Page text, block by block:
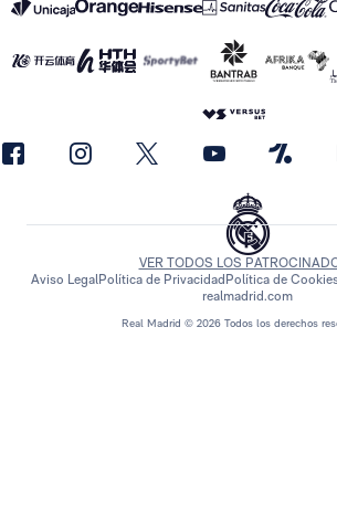
Real Madrid © 2026 Todos los derechos
VER TODOS LOS
Aviso LegalPolítica de PrivacidadPolítica de
realmadrid.com